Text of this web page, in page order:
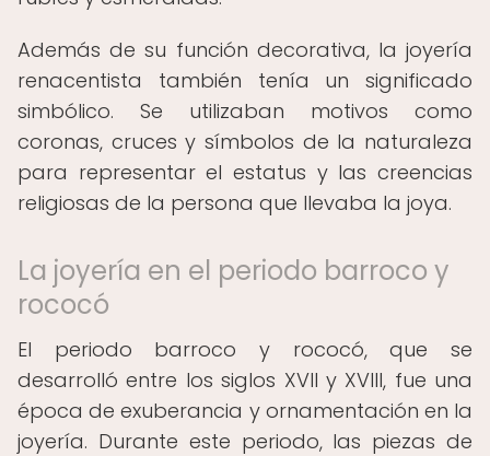
Además de su función decorativa, la joyería
renacentista también tenía un significado
simbólico. Se utilizaban motivos como
coronas, cruces y símbolos de la naturaleza
para representar el estatus y las creencias
religiosas de la persona que llevaba la joya.
La joyería en el periodo barroco y
rococó
El periodo barroco y rococó, que se
desarrolló entre los siglos XVII y XVIII, fue una
época de exuberancia y ornamentación en la
joyería. Durante este periodo, las piezas de